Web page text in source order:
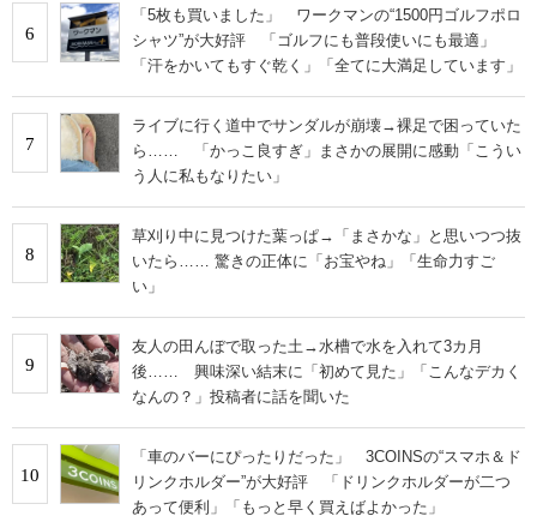
6
「5枚も買いました」 ワークマンの“1500円ゴルフポロ
シャツ”が大好評 「ゴルフにも普段使いにも最適」
「汗をかいてもすぐ乾く」「全てに大満足しています」
7
ライブに行く道中でサンダルが崩壊→裸足で困っていた
ら…… 「かっこ良すぎ」まさかの展開に感動「こうい
う人に私もなりたい」
8
草刈り中に見つけた葉っぱ→「まさかな」と思いつつ抜
いたら…… 驚きの正体に「お宝やね」「生命力すご
い」
9
友人の田んぼで取った土→水槽で水を入れて3カ月
後…… 興味深い結末に「初めて見た」「こんなデカく
なんの？」投稿者に話を聞いた
10
「車のバーにぴったりだった」 3COINSの“スマホ＆ド
リンクホルダー”が大好評 「ドリンクホルダーが二つ
あって便利」「もっと早く買えばよかった」